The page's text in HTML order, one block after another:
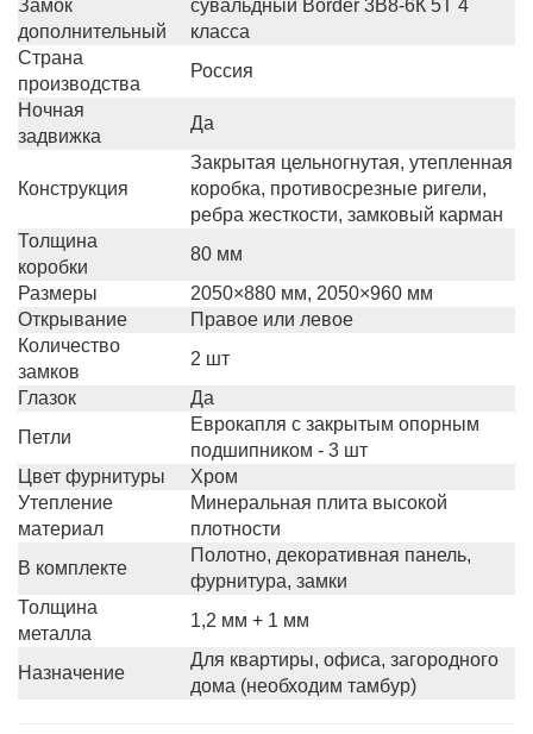
Замок
дополнительный
сувальдный Border 3В8-6К 5Т 4
класса
Страна
производства
Россия
Ночная
задвижка
Да
Конструкция
Закрытая цельногнутая, утепленная
коробка, противосрезные ригели,
ребра жесткости, замковый карман
Толщина
коробки
80 мм
Размеры
2050×880 мм, 2050×960 мм
Открывание
Правое или левое
Количество
замков
2 шт
Глазок
Да
Петли
Еврокапля с закрытым опорным
подшипником - 3 шт
Цвет фурнитуры
Хром
Утепление
материал
Минеральная плита высокой
плотности
В комплекте
Полотно, декоративная панель,
фурнитура, замки
Толщина
металла
1,2 мм + 1 мм
Назначение
Для квартиры, офиса, загородного
дома (необходим тамбур)